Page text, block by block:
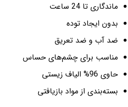
ماندگاری تا 24 ساعت
بدون ایجاد توده
ضد آب و ضد تعریق
مناسب برای چشم‌های حساس
حاوی 96% الیاف زیستی
بسته‌بندی از مواد بازیافتی